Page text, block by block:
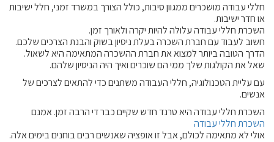
חללי עבודה מושכרים ממגוון סיבות, כולל הצורך במשרד זמני, חלל ישיבות
או חדר ישיבות.
השכרת חללי עבודה עלולה להיות יקרה ולאורך זמן.
חשוב לעבוד עם חברת השכרה בעלת ניסיון בשוק והבנת הצרכים שלכם.
הדרך הטובה ביותר למצוא את חברת ההשכרה המתאימה היא לשאול.
שאל את הקולגות שלך ממי הם שוכרים ואיך היה הניסיון שלהם.
עם עליית הטכנולוגיה, חללי העבודה משתנים כדי להתאים לצרכים של
אנשים.
השכרת חללי עבודה היא טרנד חדש שקיים כבר די הרבה זמן. אמנם
השכרת חללי עבודה
אולי לא מתאימה לכולם, אבל זו אופציה שאנשים רבים בוחנים בימים אלה.